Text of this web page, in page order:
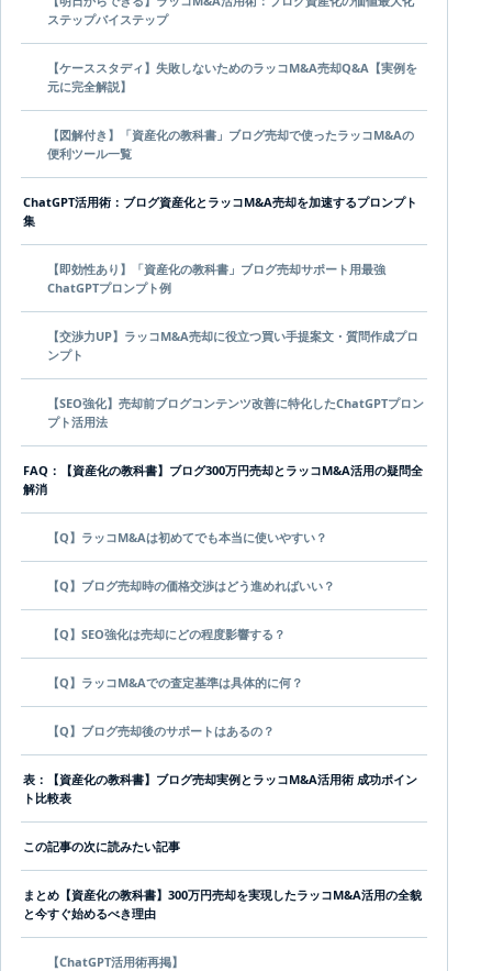
ステップバイステップ
【ケーススタディ】失敗しないためのラッコM&A売却Q&A【実例を
元に完全解説】
【図解付き】「資産化の教科書」ブログ売却で使ったラッコM&Aの
便利ツール一覧
ChatGPT活用術：ブログ資産化とラッコM&A売却を加速するプロンプト
集
【即効性あり】「資産化の教科書」ブログ売却サポート用最強
ChatGPTプロンプト例
【交渉力UP】ラッコM&A売却に役立つ買い手提案文・質問作成プロ
ンプト
【SEO強化】売却前ブログコンテンツ改善に特化したChatGPTプロン
プト活用法
FAQ：【資産化の教科書】ブログ300万円売却とラッコM&A活用の疑問全
解消
【Q】ラッコM&Aは初めてでも本当に使いやすい？
【Q】ブログ売却時の価格交渉はどう進めればいい？
【Q】SEO強化は売却にどの程度影響する？
【Q】ラッコM&Aでの査定基準は具体的に何？
【Q】ブログ売却後のサポートはあるの？
表：【資産化の教科書】ブログ売却実例とラッコM&A活用術 成功ポイン
ト比較表
この記事の次に読みたい記事
まとめ【資産化の教科書】300万円売却を実現したラッコM&A活用の全貌
と今すぐ始めるべき理由
【ChatGPT活用術再掲】